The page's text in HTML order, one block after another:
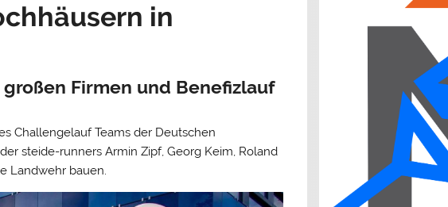
in
Firmen und Benefizlauf
Challengelauf Teams der Deutschen
steide-runners Armin Zipf, Georg Keim, Roland
Landwehr bauen.